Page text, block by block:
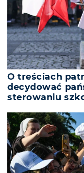
O treściach
decydować
sterowaniu